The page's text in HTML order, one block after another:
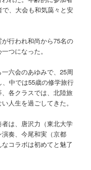
、大会も和気藹々と安
行われ和尚から75名の
つになった。
六会のあゆみで、25周
中では55歳の修学旅行
各クラスでは、北陸旅
人生を過ごしてきた。
は、唐沢力（東北大学
奏、今尾和実（京都
コラボは初めてと魅了